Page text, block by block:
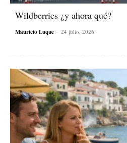
Wildberries ¿y ahora qué?
Mauricio Luque - 24 julio, 2026